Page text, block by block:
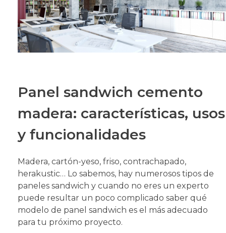
Panel sandwich cemento
madera: características, usos
y funcionalidades
Madera, cartón-yeso, friso, contrachapado,
herakustic… Lo sabemos, hay numerosos tipos de
paneles sandwich y cuando no eres un experto
puede resultar un poco complicado saber qué
modelo de panel sandwich es el más adecuado
para tu próximo proyecto.